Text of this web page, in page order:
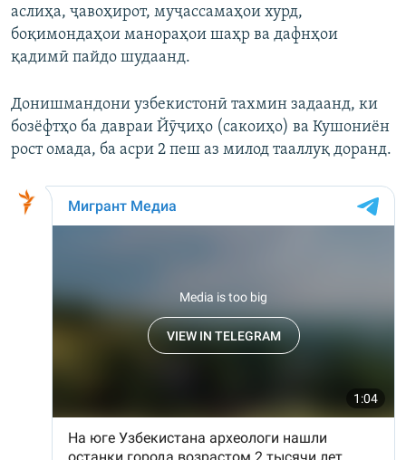
аслиҳа, ҷавоҳирот, муҷассамаҳои хурд,
боқимондаҳои манораҳои шаҳр ва дафнҳои
қадимӣ пайдо шудаанд.
Донишмандони узбекистонӣ тахмин задаанд, ки
бозёфтҳо ба давраи Йӯҷиҳо (сакоиҳо) ва Кушониён
рост омада, ба асри 2 пеш аз милод тааллуқ доранд.